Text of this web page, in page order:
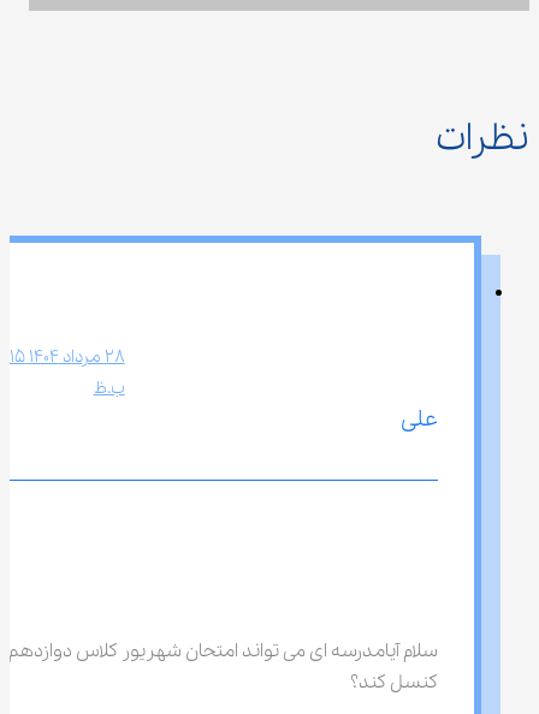
نظرات
علی
ب.ظ
سلام آیامدرسه ای می تواند امتحان شهریور کلاس دوازدهم
کنسل کند؟